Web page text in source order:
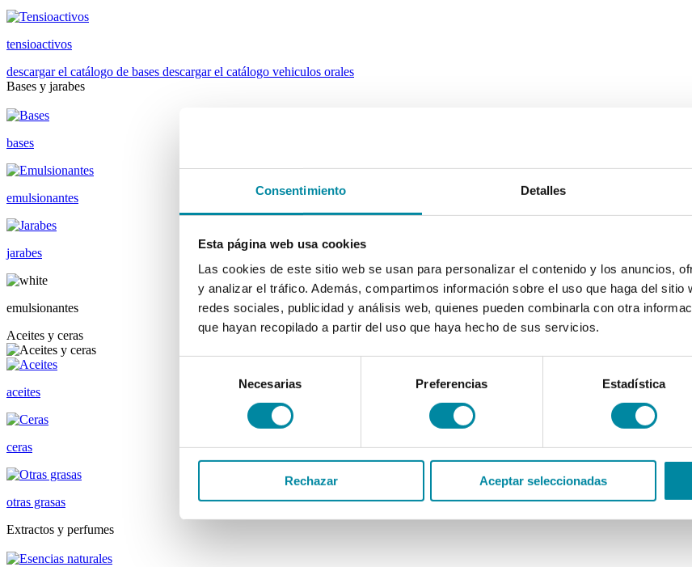
Consentimiento Detalles
Esta página web usa cookies
Las cookies de este sitio web se usan para personalizar el contenido y los anuncios,
y analizar el tráfico. Además, compartimos información sobre el uso que haga del sitio
redes sociales, publicidad y análisis web, quienes pueden combinarla con otra
que hayan recopilado a partir del uso que haya hecho de sus servicios.
consentimiento
Necesarias Preferencias Estadística
Rechazar Aceptar seleccionadas
tensioactivos
descargar el catálogo de bases descargar el catálogo vehiculos orales
Bases y jarabes
bases
emulsionantes
jarabes
emulsionantes
Aceites y ceras
aceites
ceras
otras grasas
Extractos y perfumes